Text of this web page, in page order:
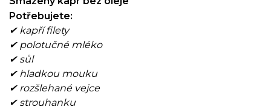
Potřebujete:
✔ kapří filety
✔ polotučné mléko
✔ sůl
✔ hladkou mouku
✔ rozšlehané vejce
✔ strouhanku